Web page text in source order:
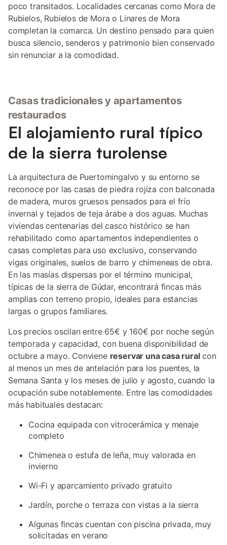
poco transitados. Localidades cercanas como Mora de
Rubielos, Rubielos de Mora o Linares de Mora
completan la comarca. Un destino pensado para quien
busca silencio, senderos y patrimonio bien conservado
sin renunciar a la comodidad.
Casas tradicionales y apartamentos
restaurados
El alojamiento rural típico
de la sierra turolense
La arquitectura de Puertomingalvo y su entorno se
reconoce por las casas de piedra rojiza con balconada
de madera, muros gruesos pensados para el frío
invernal y tejados de teja árabe a dos aguas. Muchas
viviendas centenarias del casco histórico se han
rehabilitado como apartamentos independientes o
casas completas para uso exclusivo, conservando
vigas originales, suelos de barro y chimeneas de obra.
En las masías dispersas por el término municipal,
típicas de la sierra de Gúdar, encontrará fincas más
amplias con terreno propio, ideales para estancias
largas o grupos familiares.
Los precios oscilan entre 65€ y 160€ por noche según
temporada y capacidad, con buena disponibilidad de
octubre a mayo. Conviene reservar una casa ruralcon
al menos un mes de antelación para los puentes, la
Semana Santa y los meses de julio y agosto, cuando la
ocupación sube notablemente. Entre las comodidades
más habituales destacan:
Cocina equipada con vitrocerámica y menaje
completo
Chimenea o estufa de leña, muy valorada en
invierno
Wi-Fi y aparcamiento privado gratuito
Jardín, porche o terraza con vistas a la sierra
Algunas fincas cuentan con piscina privada, muy
solicitadas en verano